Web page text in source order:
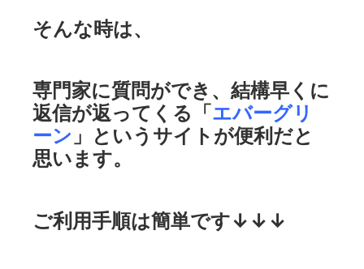
そんな時は、
専門家に質問ができ、結構早くに
返信が返ってくる「エバーグリ
ーン 」というサイトが便利だと
思います。
ご利用手順は簡単です↓↓↓